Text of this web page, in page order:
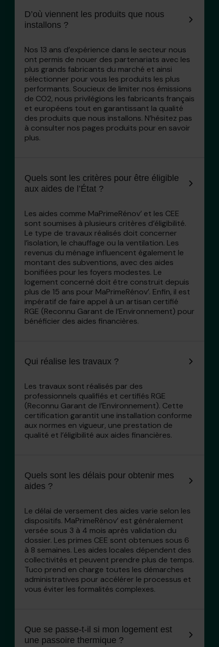
D’où viennent les produits que nous
installons ?
Nos 13 ans d’expérience dans le secteur nous
ont permis de nouer des partenariats avec les
plus grands fabricants du marché et ainsi
sélectionner pour vous les produits les plus
performants. Soucieux de limiter nos émissions
de CO2, nous privilégions les fabricants français
et européens tout en garantissant la qualité
des produits que nous installons. N’hésitez pas
à consulter nos pages produits pour en savoir
plus.
Quels sont les critères pour être éligible
aux aides de l’État ?
Les aides comme MaPrimeRénov’ et les CEE
sont soumises à plusieurs critères d’éligibilité.
Le type de travaux réalisés doit concerner
l’isolation, le chauffage ou la ventilation. Les
revenus du ménage influencent également le
montant des subventions, avec des aides
bonifiées pour les foyers modestes. Le
logement concerné doit être construit depuis
plus de 15 ans pour MaPrimeRénov’. Enfin, il est
impératif de faire appel à un artisan certifié
RGE (Reconnu Garant de l’Environnement) pour
bénéficier des aides financières.
Qui réalise les travaux ?
Les travaux sont réalisés par des
professionnels qualifiés et certifiés RGE
(Reconnu Garant de l’Environnement). Cette
certification garantit une installation conforme
aux normes en vigueur, une prestation de
qualité et l’éligibilité aux aides financières.
Quels sont les délais pour obtenir mes
aides ?
Le délai de versement des aides varie selon les
dispositifs. MaPrimeRénov’ est généralement
versée sous 3 à 4 mois après validation du
dossier. Les primes CEE sont obtenues sous 6
à 8 semaines. Les aides locales dépendent des
collectivités et peuvent prendre plus de temps.
Tuco prend en charge toutes les démarches
administratives pour accélérer le processus et
vous éviter les formalités complexes.
Que se passe-t-il si mon logement est
une passoire thermique ?